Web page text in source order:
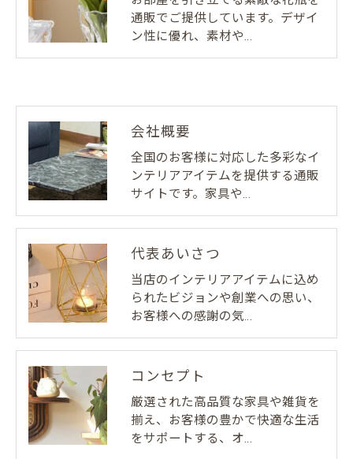
通販でご提供しています。デザイ
ン性に優れ、素材や…
会社概要
全国のお客様に対応した多彩なイ
ンテリアアイテムを提供する通販
サイトです。家具や…
代表あいさつ
当店のインテリアアイテムに込め
られたビジョンや創業への思い、
お客様への感謝の気…
コンセプト
厳選された高品質な家具や雑貨を
揃え、お客様の豊かで快適な生活
をサポートする、オ…